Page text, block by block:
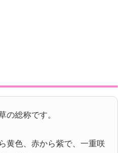
の総称です。
黄色、赤から紫で、一重咲